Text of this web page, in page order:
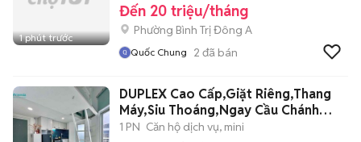
1 phút trước
Đến 20 triệu/tháng
Phường Bình Trị Đông A
Quốc Chung 2 đã bán
DUPLEX Cao Cấp,Giặt Riêng,Thang
Máy,Siu Thoáng,Ngay Cầu Chánh
Hưng
1 PN Căn hộ dịch vụ, mini